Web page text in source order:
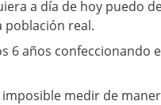
a día de hoy puedo
real.
6 años confeccionando
medir de